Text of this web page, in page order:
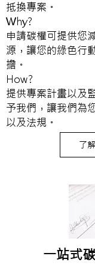
抵換專案。
Why?
申請碳權可提供您
源，讓您的綠色行
擔。
How?
提供專案計畫以及
予我們，讓我們為
以及法規。
了
一站式